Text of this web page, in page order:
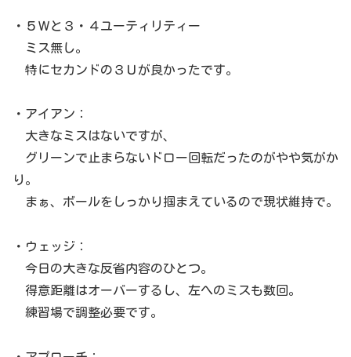
・５Ｗと３・４ユーティリティー
ミス無し。
特にセカンドの３Ｕが良かったです。
・アイアン：
大きなミスはないですが、
グリーンで止まらないドロー回転だったのがやや気がか
り。
まぁ、ボールをしっかり掴まえているので現状維持で。
・ウェッジ：
今日の大きな反省内容のひとつ。
得意距離はオーバーするし、左へのミスも数回。
練習場で調整必要です。